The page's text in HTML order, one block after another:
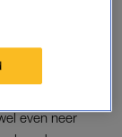
te
dag. Al is dat
even neer